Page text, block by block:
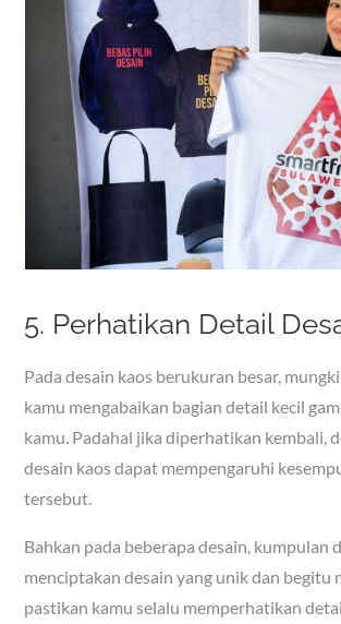
5. Perhatikan Detail
Pada desain kaos berukuran besar,
kamu mengabaikan bagian detail kecil
kamu. Padahal jika diperhatikan kembali,
desain kaos dapat mempengaruhi
tersebut.
Bahkan pada beberapa desain, kumpulan
menciptakan desain yang unik dan begitu
pastikan kamu selalu memperhatikan